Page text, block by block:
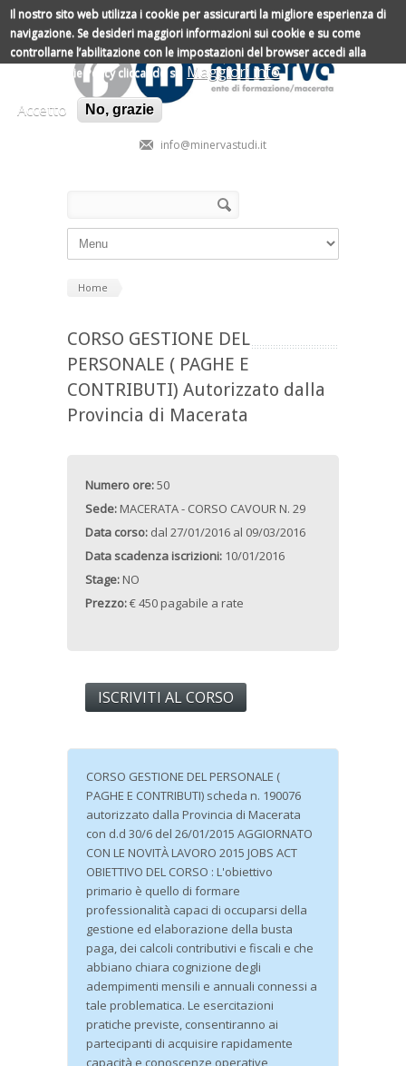
Il nostro sito web utilizza i cookie per assicurarti la migliore esperienza di
navigazione. Se desideri maggiori informazioni sui cookie e su come
controllarne l’abilitazione con le impostazioni del browser accedi alla
nostra Cookie Policy cliccando su
Maggiori info
Accetto
No, grazie
Salta al contenuto principale
info@minervastudi.it
Home
CORSO GESTIONE DEL
PERSONALE ( PAGHE E
CONTRIBUTI) Autorizzato dalla
Provincia di Macerata
Numero ore:50
Sede: MACERATA - CORSO CAVOUR N. 29
Data corso: dal 27/01/2016 al 09/03/2016
Data scadenza iscrizioni: 10/01/2016
Stage: NO
Prezzo:€ 450 pagabile a rate
ISCRIVITI AL CORSO
CORSO GESTIONE DEL PERSONALE (
PAGHE E CONTRIBUTI) scheda n. 190076
autorizzato dalla Provincia di Macerata
con d.d 30/6 del 26/01/2015 AGGIORNATO
CON LE NOVITÀ LAVORO 2015 JOBS ACT
OBIETTIVO DEL CORSO : L'obiettivo
primario è quello di formare
professionalità capaci di occuparsi della
gestione ed elaborazione della busta
paga, dei calcoli contributivi e fiscali e che
abbiano chiara cognizione degli
adempimenti mensili e annuali connessi a
tale problematica. Le esercitazioni
pratiche previste, consentiranno ai
partecipanti di acquisire rapidamente
capacità e conoscenze operative